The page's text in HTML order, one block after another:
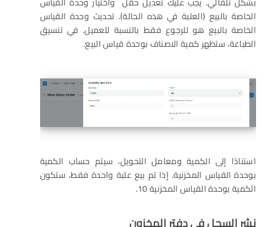
الخاصة بالبيع (العلبة في هذه الحالة). تحديث وحدة القياس
الخاصة بالبيع هو للرجوع فقط بالنسبة للعميل. في تنسيق
الطباعة، ستظهر كمية الاصناف بوحدة قياس البيع.
استنادًا إلى الكمية ومعامل التحويل، سيتم حساب الكمية
بوحدة القياس المخزنية. إذا تم بيع علبة واحدة فقط، ستكون
الكمية بوحدة القياس المخزنية 10.
نشر السجل في دفتر المخزون